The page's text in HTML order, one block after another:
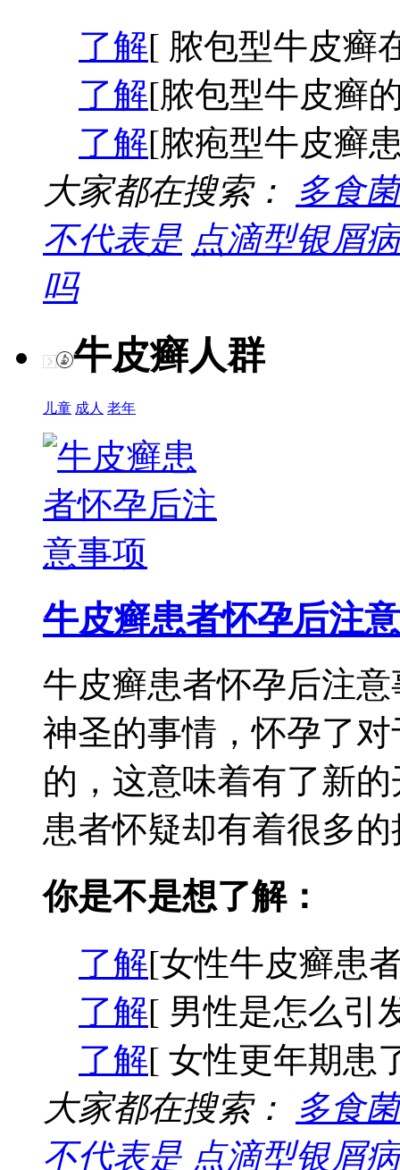
了解[ 脓包型牛皮癣
了解[脓包型牛皮癣
了解[脓疱型牛皮癣
大家都在搜索：
多食
不代表是 点滴型银屑
吗
牛皮癣人群
儿童 成人 老年
牛皮癣患者怀孕后注意
牛皮癣患者怀孕后注
神圣的事情，怀孕了
的，这意味着有了新
患者怀疑却有着很多
你是不是想了解：
了解[女性牛皮癣患
了解[ 男性是怎么引
了解[ 女性更年期患
大家都在搜索：
多食
不代表是 点滴型银屑